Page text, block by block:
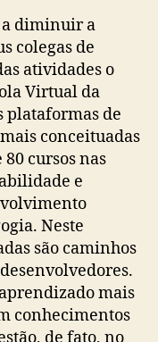
a diminuir a
colegas de
atividades o
Virtual da
plataformas de
conceituadas
cursos nas
e
Neste
são caminhos
mais
conhecimentos